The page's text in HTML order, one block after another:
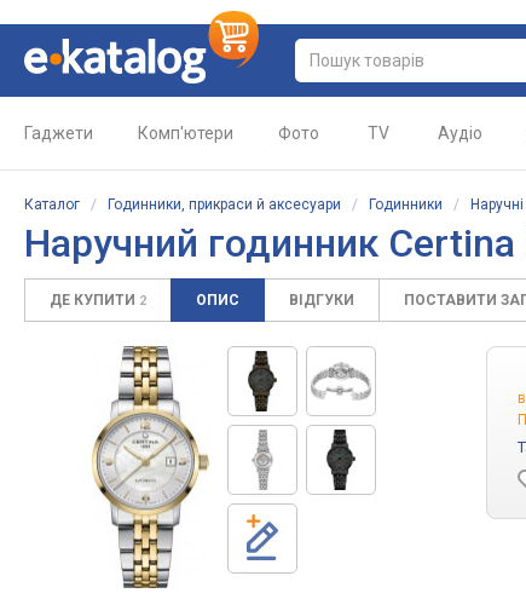
Гаджети Комп'ютери Фото TV Аудіо
Каталог / Годинники, прикраси й аксесуари / Годинники /
Наручний годинник Certina
ДЕ КУПИТИ 2 ОПИС ВІДГУКИ ПОСТАВИТИ